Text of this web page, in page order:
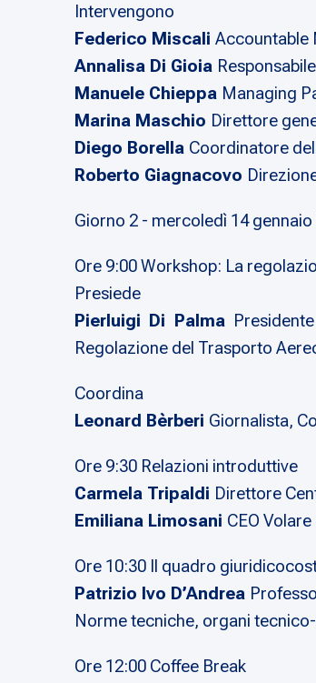
Intervengono
Federico MiscaliAccountable
Annalisa Di Gioia
Manuele Chieppa Managing
Marina Maschio Direttore
Diego Borella Coordinatore
Roberto Giagnacovo
Giorno 2 - mercoledì 14 gennaio
Ore 9:00 Workshop: La
Presiede
Pierluigi Di Palma
Regolazione del Trasporto
Coordina
Leonard Bèrberi Giornalista,
Ore 9:30 Relazioni introduttive
Carmela Tripaldi Direttore
Emiliana Limosani CEO
Ore 10:30 Il quadro
Patrizio Ivo D’Andrea
Norme tecniche, organi
Ore 12:00 Coffee Break